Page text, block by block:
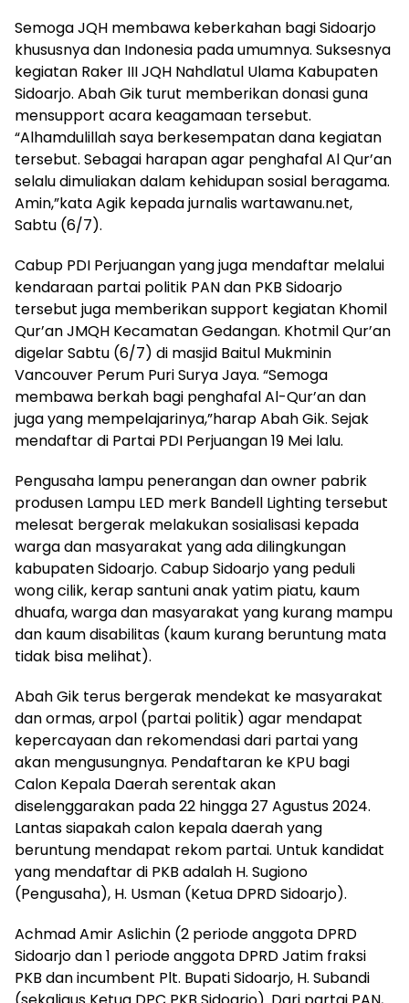
Semoga JQH membawa keberkahan bagi Sidoarjo
khususnya dan Indonesia pada umumnya. Suksesnya
kegiatan Raker III JQH Nahdlatul Ulama Kabupaten
Sidoarjo. Abah Gik turut memberikan donasi guna
mensupport acara keagamaan tersebut.
“Alhamdulillah saya berkesempatan dana kegiatan
tersebut. Sebagai harapan agar penghafal Al Qur’an
selalu dimuliakan dalam kehidupan sosial beragama.
Amin,”kata Agik kepada jurnalis wartawanu.net,
Sabtu (6/7).
Cabup PDI Perjuangan yang juga mendaftar melalui
kendaraan partai politik PAN dan PKB Sidoarjo
tersebut juga memberikan support kegiatan Khomil
Qur’an JMQH Kecamatan Gedangan. Khotmil Qur’an
digelar Sabtu (6/7) di masjid Baitul Mukminin
Vancouver Perum Puri Surya Jaya. “Semoga
membawa berkah bagi penghafal Al-Qur’an dan
juga yang mempelajarinya,”harap Abah Gik. Sejak
mendaftar di Partai PDI Perjuangan 19 Mei lalu.
Pengusaha lampu penerangan dan owner pabrik
produsen Lampu LED merk Bandell Lighting tersebut
melesat bergerak melakukan sosialisasi kepada
warga dan masyarakat yang ada dilingkungan
kabupaten Sidoarjo. Cabup Sidoarjo yang peduli
wong cilik, kerap santuni anak yatim piatu, kaum
dhuafa, warga dan masyarakat yang kurang mampu
dan kaum disabilitas (kaum kurang beruntung mata
tidak bisa melihat).
Abah Gik terus bergerak mendekat ke masyarakat
dan ormas, arpol (partai politik) agar mendapat
kepercayaan dan rekomendasi dari partai yang
akan mengusungnya. Pendaftaran ke KPU bagi
Calon Kepala Daerah serentak akan
diselenggarakan pada 22 hingga 27 Agustus 2024.
Lantas siapakah calon kepala daerah yang
beruntung mendapat rekom partai. Untuk kandidat
yang mendaftar di PKB adalah H. Sugiono
(Pengusaha), H. Usman (Ketua DPRD Sidoarjo).
Achmad Amir Aslichin (2 periode anggota DPRD
Sidoarjo dan 1 periode anggota DPRD Jatim fraksi
PKB dan incumbent Plt. Bupati Sidoarjo, H. Subandi